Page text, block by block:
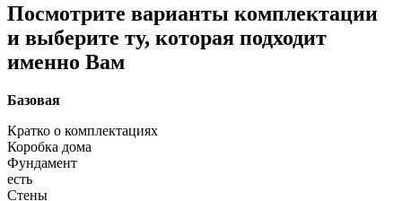
Посмотрите варианты комплектации
и выберите ту, которая подходит
именно Вам
Базовая
Кратко о комплектациях
Коробка дома
Фундамент
есть
Стены